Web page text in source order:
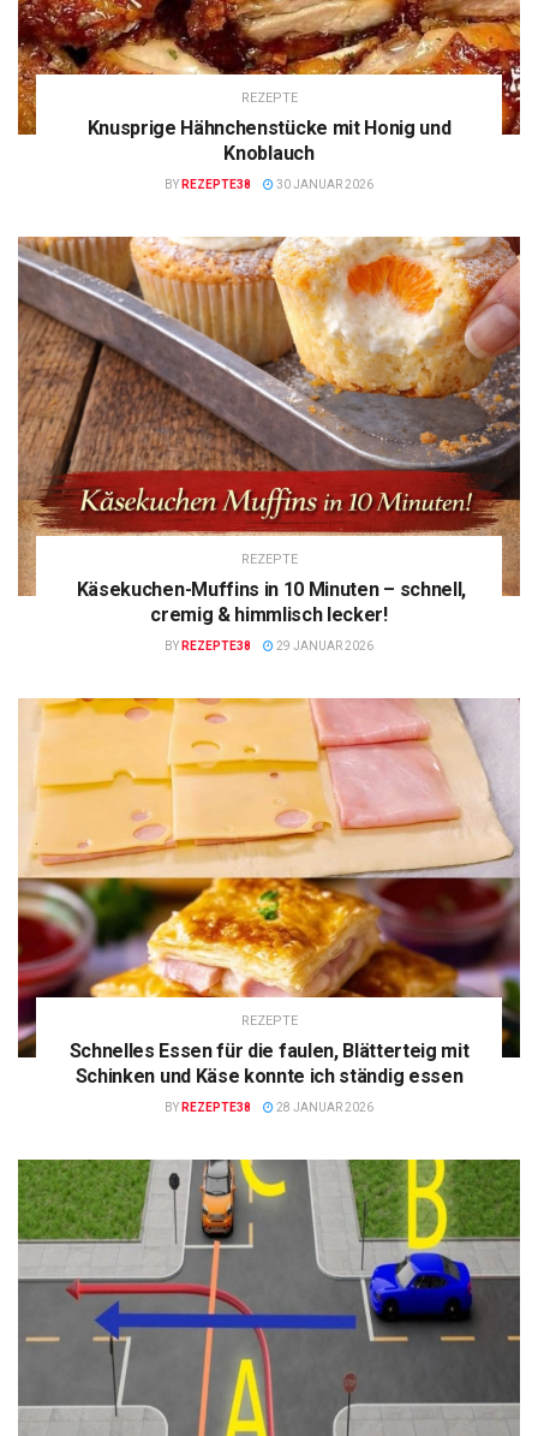
REZEPTE
Knusprige Hähnchenstücke mit Honig und
Knoblauch
BY REZEPTE38 30 JANUAR 2026
REZEPTE
Käsekuchen-Muffins in 10 Minuten – schnell,
cremig & himmlisch lecker!
BY REZEPTE38 29 JANUAR 2026
REZEPTE
Schnelles Essen für die faulen, Blätterteig mit
Schinken und Käse konnte ich ständig essen
BY REZEPTE38 28 JANUAR 2026